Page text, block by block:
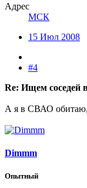
Адрес
МСК
15 Июл 2008
#4
Re: Ищем соседей
А я в СВАО обитаю,
Dimmm
Опытный